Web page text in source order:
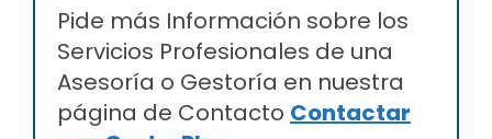
Pide más Información sobre los
Servicios Profesionales de una
Asesoría o Gestoría en nuestra
página de Contacto Contactar